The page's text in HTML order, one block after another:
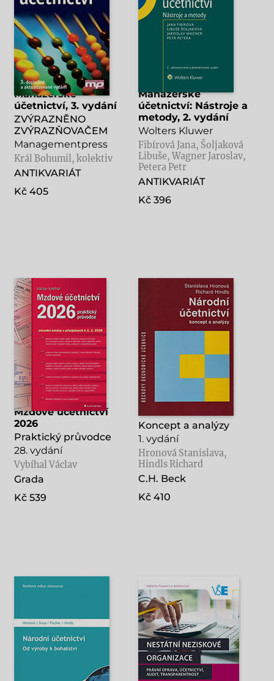
Manažerské
účetnictví, 3. vydání
ZVÝRAZNĚNO
ZVÝRAZŇOVAČEM
Managementpress
Král Bohumil, kolektiv
ANTIKVARIÁT
Kč 405
Manažerské
účetnictví: Nástroje a
metody, 2. vydání
Wolters Kluwer
Fibírová Jana, Šoljaková
Libuše, Wagner Jaroslav,
Petera Petr
ANTIKVARIÁT
Kč 396
Mzdové účetnictví
2026
Praktický průvodce
28. vydání
Vybíhal Václav
Grada
Kč 539
Koncept a analýzy
1. vydání
Hronová Stanislava,
Hindls Richard
C.H. Beck
Kč 410